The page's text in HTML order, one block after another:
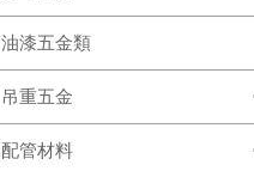
油漆五金類
吊重五金
配管材料